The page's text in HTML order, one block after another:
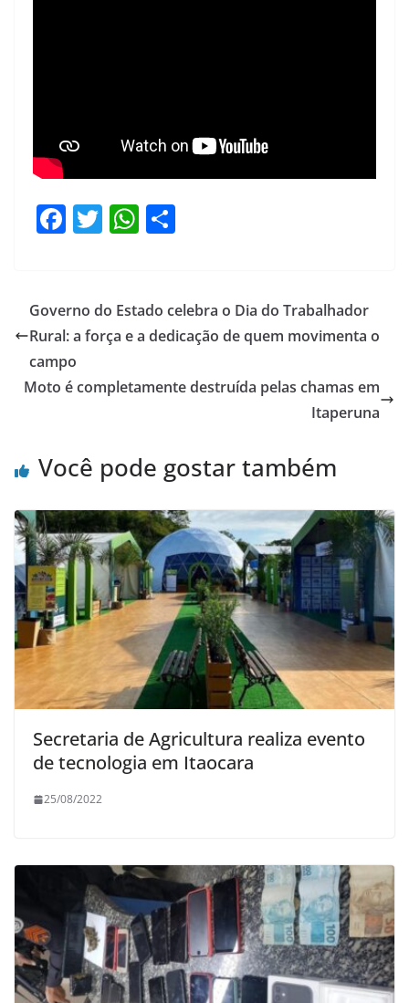
F
e
b
o
o
T
er
W
s
A
p
e
Governo do Estado celebra o Dia do Trabalhador
Rural: a força e a dedicação de quem movimenta o
campo
Moto é completamente destruída pelas chamas em
Itaperuna
Você pode gostar também
Secretaria de Agricultura realiza evento
de tecnologia em Itaocara
25/08/2022